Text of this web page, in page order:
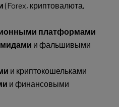
(Forex, криптовалюта,
платформами
и фальшивыми
и криптокошельками
и финансовыми